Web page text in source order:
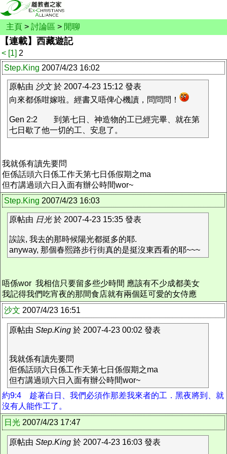
主頁 > 討論區 > 閒聊
【連載】西藏遊記
< [1] 2
Step.King 2007/4/23 16:02
原帖由 沙文於 2007-4-23 15:12 發表
向來都係咁嫁啦。經書又唔俾心機讀，問問問！
Gen 2:2 到第七日、神造物的工已經完畢、就在第
七日歇了他一切的工、安息了。
我就係有讀先要問
佢係話頭六日係工作天第七日係假期之ma
但冇講過頭六日入面有辦公時間wor~
Step.King 2007/4/23 16:03
原帖由 日光於 2007-4-23 15:35 發表
誒誒, 我去的那時候陽光都挺多的耶.
anyway, 那個春熙路步行街真的是挺沒東西看的耶~~~
唔係wor 我相信只要留多些少時間 應該有不少成都美女
我記得我們吃宵夜的那間食店就有兩個廷可愛的女侍應
沙文 2007/4/23 16:51
原帖由 Step.King 於 2007-4-23 00:02 發表
我就係有讀先要問
佢係話頭六日係工作天第七日係假期之ma
但冇講過頭六日入面有辦公時間wor~
約9:4 趁著白日、我們必須作那差我來者的工．黑夜將到、就
沒有人能作工了。
日光 2007/4/23 17:47
原帖由 Step.King 於 2007-4-23 16:03 發表